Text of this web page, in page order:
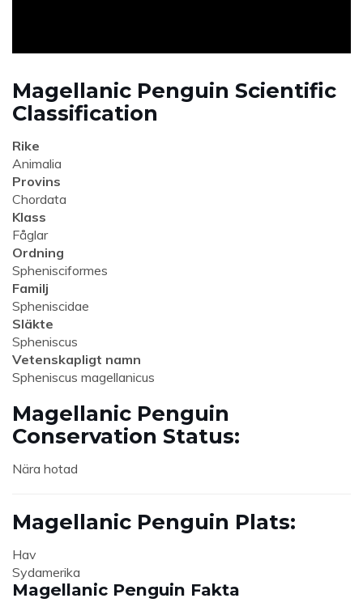
Magellanic Penguin Scientific
Classification
Rike
Animalia
Provins
Chordata
Klass
Fåglar
Ordning
Sphenisciformes
Familj
Spheniscidae
Släkte
Spheniscus
Vetenskapligt namn
Spheniscus magellanicus
Magellanic Penguin
Conservation Status:
Nära hotad
Magellanic Penguin Plats:
Hav
Sydamerika
Magellanic Penguin Fakta